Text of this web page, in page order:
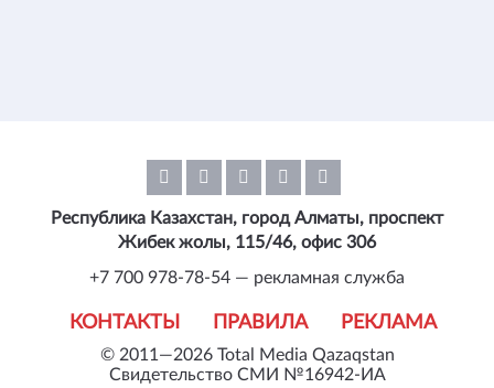
© 2011—2026 Total Media Qazaqstan
Свидетельство СМИ №16942-ИА
КОНТАКТЫ ПРАВИЛА РЕКЛАМА
Республика Казахстан, город Алматы, проспект
Жибек жолы, 115/46, офис 306
+7 700 978-78-54 — рекламная служба